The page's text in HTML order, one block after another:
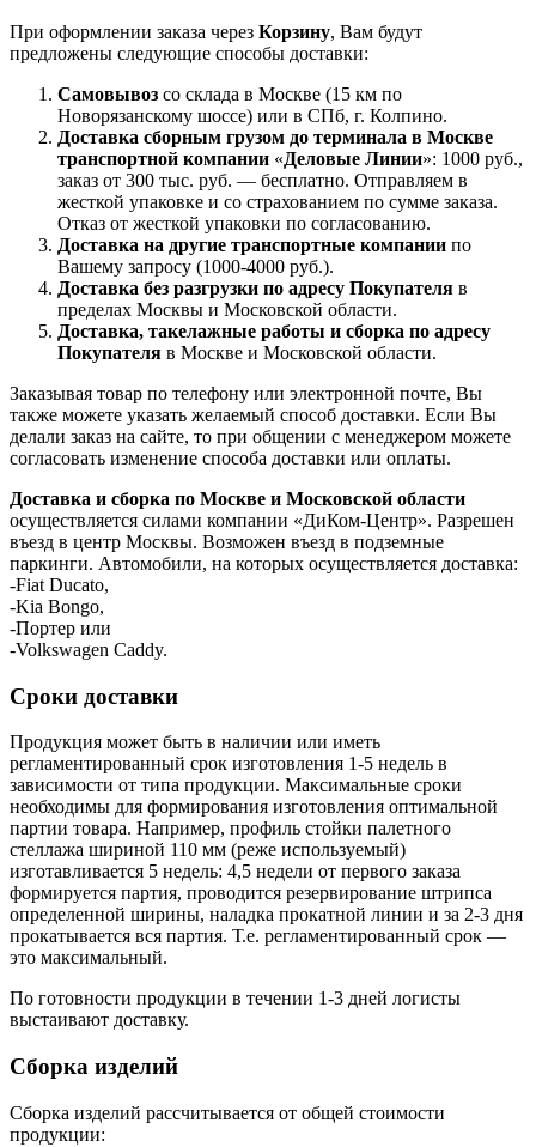
При оформлении заказа через Корзину, Вам будут
предложены следующие способы доставки:
Самовывоз со склада в Москве (15 км по
Новорязанскому шоссе) или в СПб, г. Колпино.
Доставка сборным грузом до терминала в Москве
транспортной компании «Деловые Линии»: 1000 руб.,
заказ от 300 тыс. руб. — бесплатно. Отправляем в
жесткой упаковке и со страхованием по сумме заказа.
Отказ от жесткой упаковки по согласованию.
Доставка на другие транспортные компании по
Вашему запросу (1000-4000 руб.).
Доставка без разгрузки по адресу Покупателя в
пределах Москвы и Московской области.
Доставка, такелажные работы и сборка по адресу
Покупателя в Москве и Московской области.
Заказывая товар по телефону или электронной почте, Вы
также можете указать желаемый способ доставки. Если Вы
делали заказ на сайте, то при общении с менеджером можете
согласовать изменение способа доставки или оплаты.
Доставка и сборка по Москве и Московской области
осуществляется силами компании «ДиКом-Центр». Разрешен
въезд в центр Москвы. Возможен въезд в подземные
паркинги. Автомобили, на которых осуществляется доставка:
-Fiat Ducato,
-Kia Bongo,
-Портер или
-Volkswagen Caddy.
Сроки доставки
Продукция может быть в наличии или иметь
регламентированный срок изготовления 1-5 недель в
зависимости от типа продукции. Максимальные сроки
необходимы для формирования изготовления оптимальной
партии товара. Например, профиль стойки палетного
стеллажа шириной 110 мм (реже используемый)
изготавливается 5 недель: 4,5 недели от первого заказа
формируется партия, проводится резервирование штрипса
определенной ширины, наладка прокатной линии и за 2-3 дня
прокатывается вся партия. Т.е. регламентированный срок —
это максимальный.
По готовности продукции в течении 1-3 дней логисты
выстаивают доставку.
Сборка изделий
Сборка изделий рассчитывается от общей стоимости
продукции: